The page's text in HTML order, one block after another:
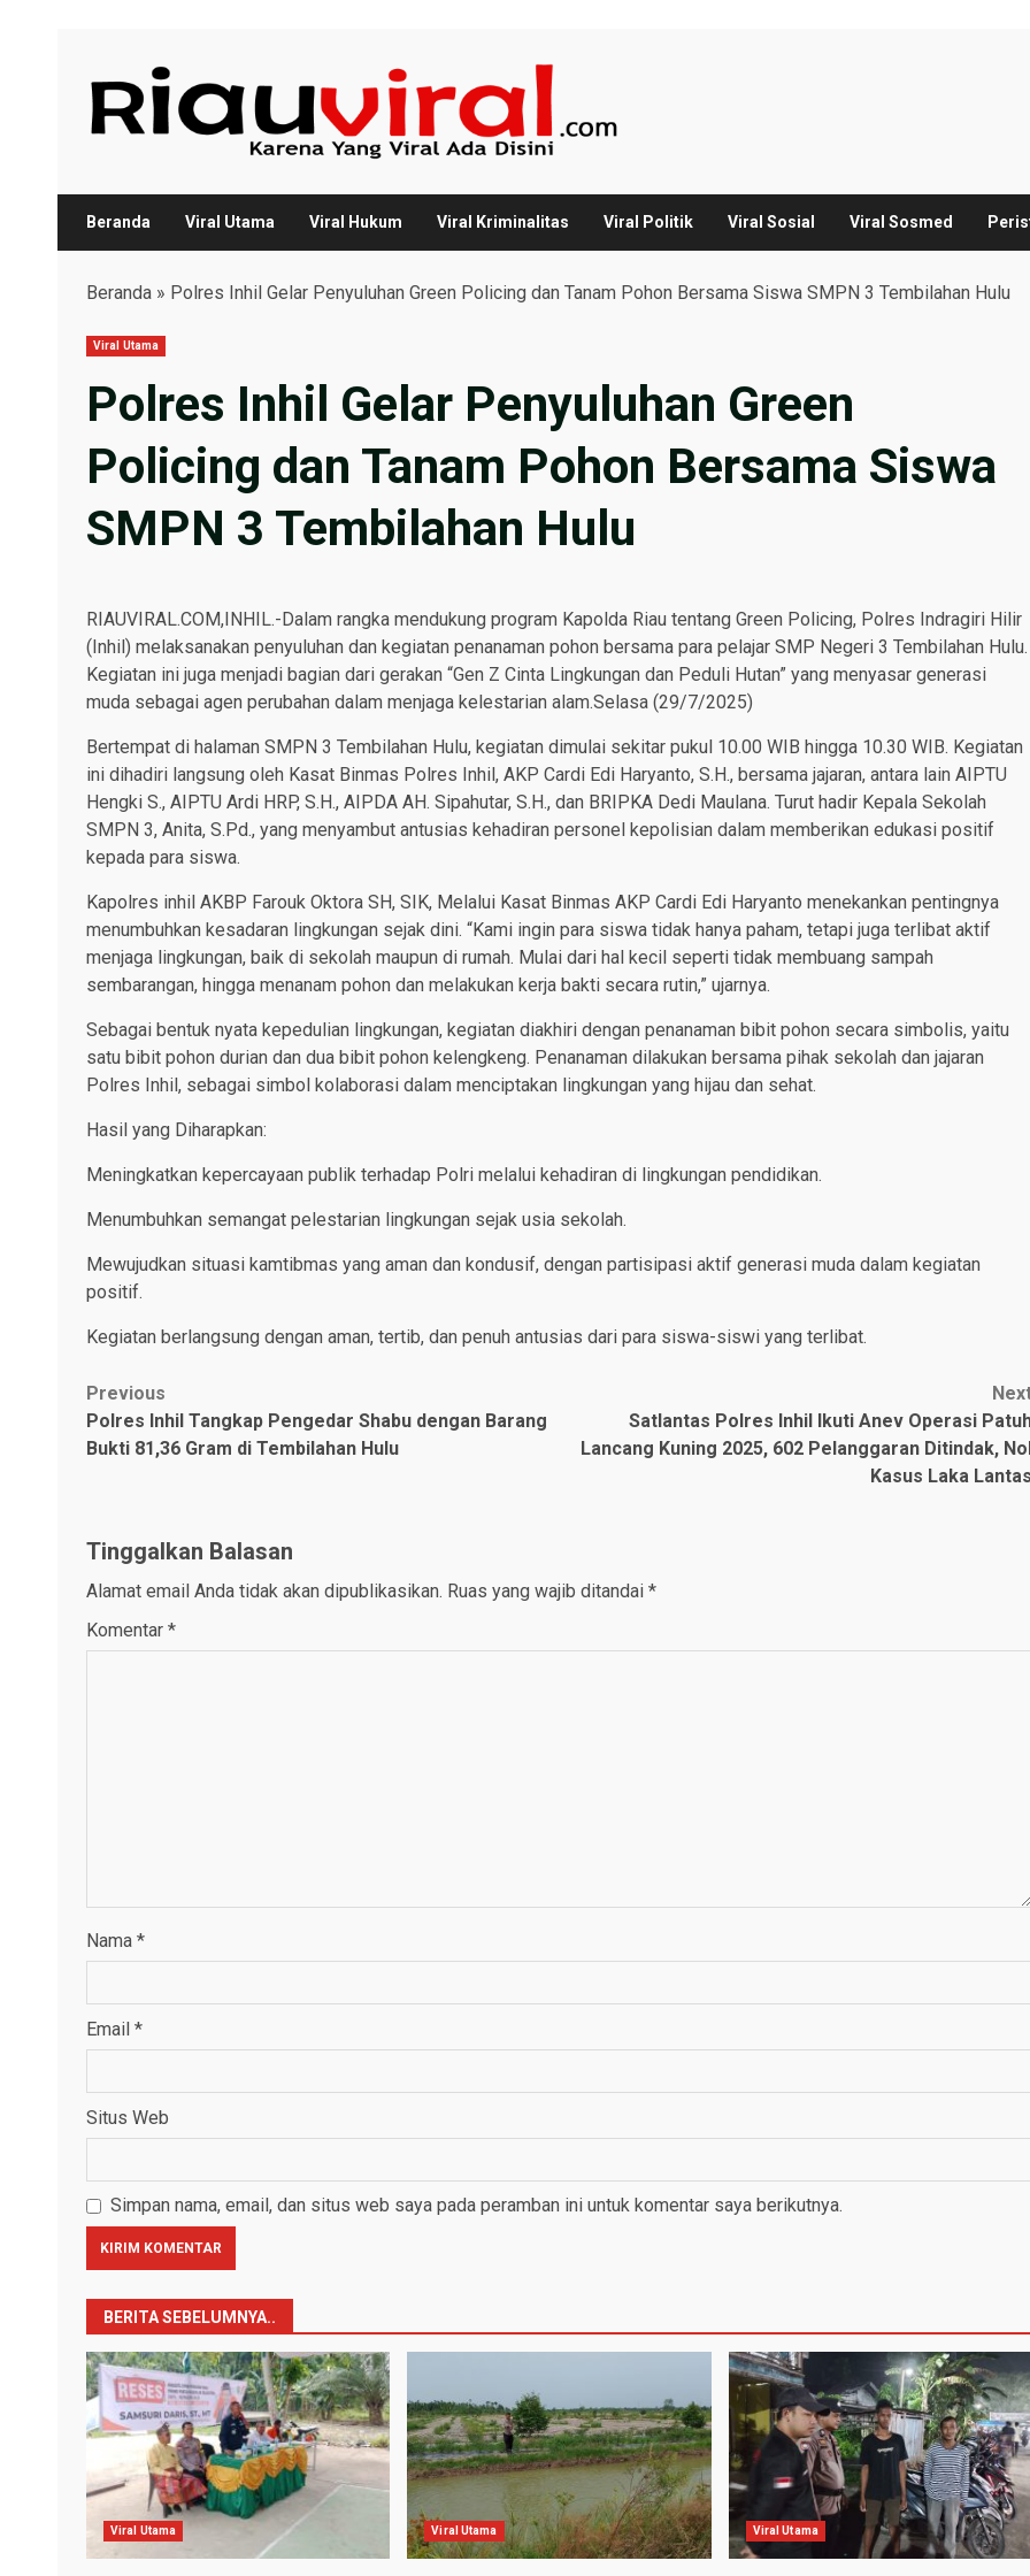
content
Beranda Viral Utama Viral Hukum Viral Kriminalitas Viral Politik Viral Sosial Viral Sosmed
Beranda » Polres Inhil Gelar Penyuluhan Green Policing dan Tanam Pohon Bersama Siswa SMPN 3 Tembilahan Hulu
Viral Utama
Polres Inhil Gelar Penyuluhan Green
Policing dan Tanam Pohon Bersama Siswa
SMPN 3 Tembilahan Hulu
RIAUVIRAL.COM,INHIL.-Dalam rangka mendukung program Kapolda Riau tentang Green Policing, Polres Indragiri Hilir
(Inhil) melaksanakan penyuluhan dan kegiatan penanaman pohon bersama para pelajar SMP Negeri 3 Tembilahan Hulu.
Kegiatan ini juga menjadi bagian dari gerakan “Gen Z Cinta Lingkungan dan Peduli Hutan” yang menyasar generasi
muda sebagai agen perubahan dalam menjaga kelestarian alam.Selasa (29/7/2025)
Bertempat di halaman SMPN 3 Tembilahan Hulu, kegiatan dimulai sekitar pukul 10.00 WIB hingga 10.30 WIB. Kegiatan
ini dihadiri langsung oleh Kasat Binmas Polres Inhil, AKP Cardi Edi Haryanto, S.H., bersama jajaran, antara lain AIPTU
Hengki S., AIPTU Ardi HRP, S.H., AIPDA AH. Sipahutar, S.H., dan BRIPKA Dedi Maulana. Turut hadir Kepala Sekolah
SMPN 3, Anita, S.Pd., yang menyambut antusias kehadiran personel kepolisian dalam memberikan edukasi positif
kepada para siswa.
Kapolres inhil AKBP Farouk Oktora SH, SIK, Melalui Kasat Binmas AKP Cardi Edi Haryanto menekankan pentingnya
menumbuhkan kesadaran lingkungan sejak dini. “Kami ingin para siswa tidak hanya paham, tetapi juga terlibat aktif
menjaga lingkungan, baik di sekolah maupun di rumah. Mulai dari hal kecil seperti tidak membuang sampah
sembarangan, hingga menanam pohon dan melakukan kerja bakti secara rutin,” ujarnya.
Sebagai bentuk nyata kepedulian lingkungan, kegiatan diakhiri dengan penanaman bibit pohon secara simbolis, yaitu
satu bibit pohon durian dan dua bibit pohon kelengkeng. Penanaman dilakukan bersama pihak sekolah dan jajaran
Polres Inhil, sebagai simbol kolaborasi dalam menciptakan lingkungan yang hijau dan sehat.
Hasil yang Diharapkan:
Meningkatkan kepercayaan publik terhadap Polri melalui kehadiran di lingkungan pendidikan.
Menumbuhkan semangat pelestarian lingkungan sejak usia sekolah.
Mewujudkan situasi kamtibmas yang aman dan kondusif, dengan partisipasi aktif generasi muda dalam kegiatan
positif.
Kegiatan berlangsung dengan aman, tertib, dan penuh antusias dari para siswa-siswi yang terlibat.
Post
navigation
Previous
Polres Inhil Tangkap Pengedar Shabu dengan Barang
Bukti 81,36 Gram di Tembilahan Hulu
Satlantas Polres Inhil Ikuti Anev Operasi
Lancang Kuning 2025, 602 Pelanggaran Ditindak, Nol
Kasus Laka Lantas
Tinggalkan Balasan
Alamat email Anda tidak akan dipublikasikan. Ruas yang wajib ditandai *
Komentar *
Nama *
Email *
Situs Web
Simpan nama, email, dan situs web saya pada peramban ini untuk komentar saya berikutnya.
BERITA SEBELUMNYA..
Viral Utama Viral Utama Viral Utama